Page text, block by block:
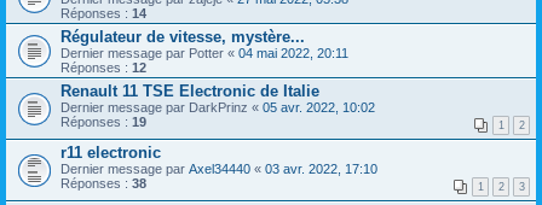
Réponses : 14
Régulateur de vitesse, mystère...
Dernier message par Potter « 04 mai 2022, 20:11
Réponses : 12
Renault 11 TSE Electronic de Italie
Dernier message par DarkPrinz « 05 avr. 2022, 10:02
Réponses : 19 1 2
r11 electronic
Dernier message par Axel34440 « 03 avr. 2022, 17:10
Réponses : 38 1 2 3